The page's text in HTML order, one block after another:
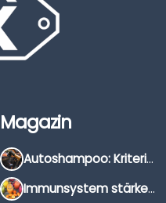
Magazin
Autoshampoo: Kriterien, Unterschiede & Anwendung
Immunsystem stärken: Hausmittel, Vitamine & Wissenswertes